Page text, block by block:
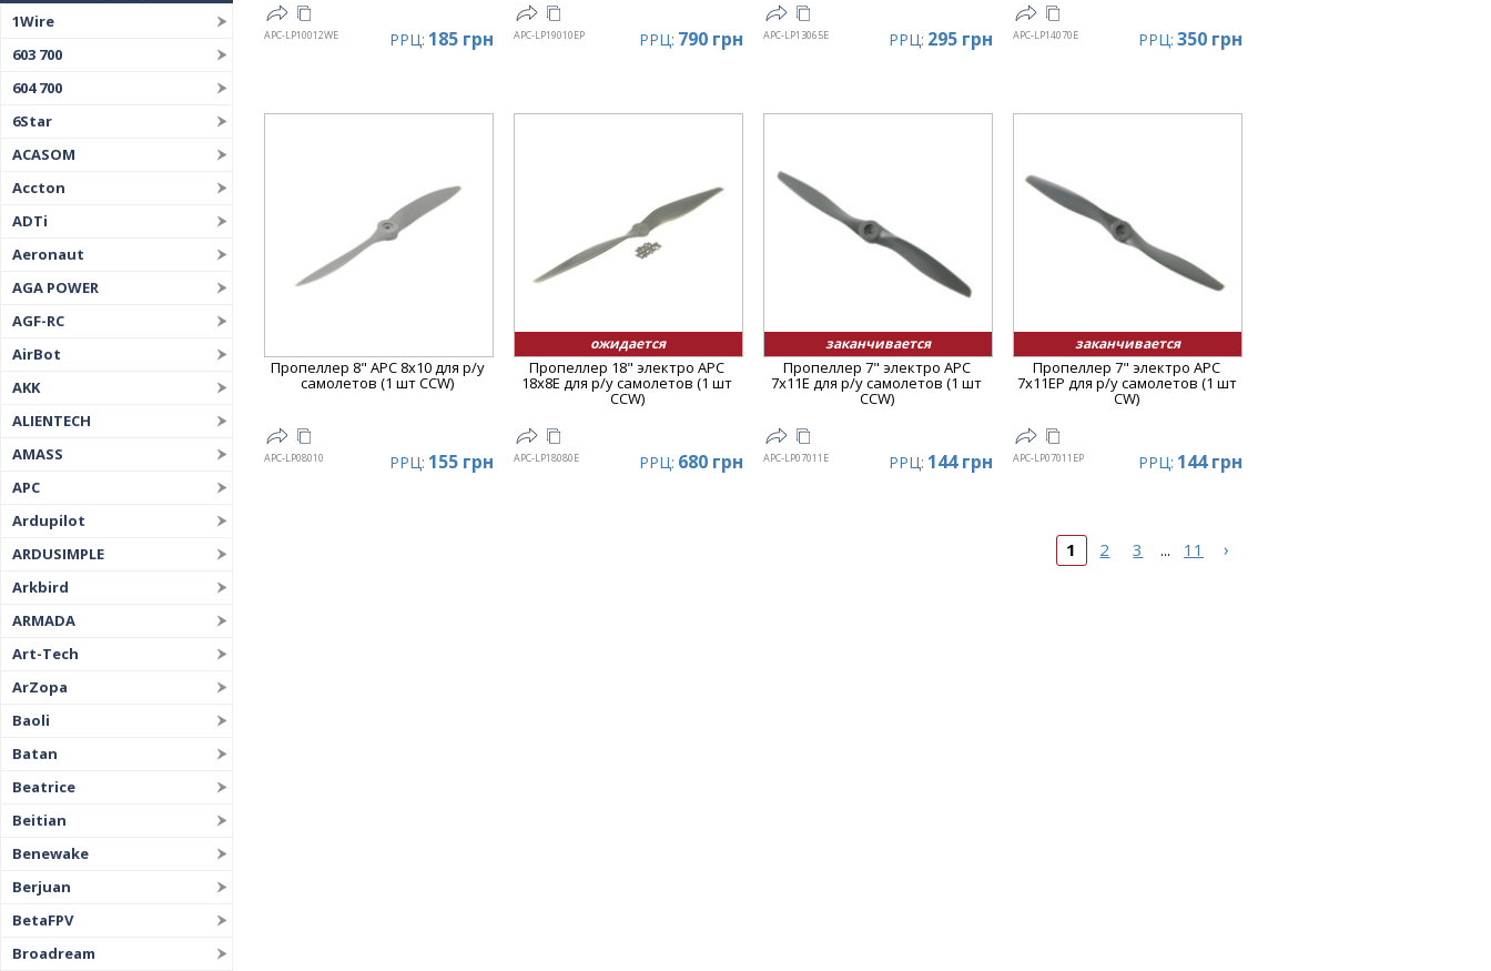
1Wire
603 700
604 700
6Star
ACASOM
Accton
ADTi
Aeronaut
AGA POWER
AGF-RC
AirBot
AKK
ALIENTECH
AMASS
APC
Ardupilot
ARDUSIMPLE
Arkbird
ARMADA
Art-Tech
ArZopa
Baoli
Batan
Beatrice
Beitian
Benewake
Berjuan
BetaFPV
Broadream
APC-LP10012WE РРЦ: 185 грн APC-LP19010EP РРЦ: 790 грн APC-LP13065E РРЦ: 295 грн APC-LP14070E РРЦ: 350 грн
Пропеллер 8" APC 8x10 для р/у
самолетов (1 шт CCW)
APC-LP08010 РРЦ: 155 грн
ожидается
Пропеллер 18" электро APC
18x8E для р/у самолетов (1 шт
CCW)
APC-LP18080E РРЦ: 680 грн
заканчивается
Пропеллер 7" электро APC
7x11E для р/у самолетов (1 шт
CCW)
APC-LP07011E РРЦ: 144 грн
заканчивается
Пропеллер 7" электро APC
7x11EP для р/у самолетов (1 шт
CW)
APC-LP07011EP РРЦ: 144 грн
1 2 3 ... 11 ›